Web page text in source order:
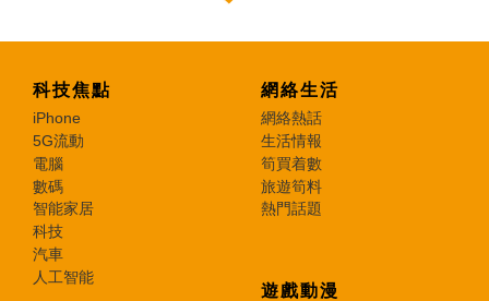
科技焦點
iPhone
5G流動
電腦
數碼
智能家居
科技
汽車
人工智能
網絡生活
網絡熱話
生活情報
筍買着數
旅遊筍料
熱門話題
遊戲動漫